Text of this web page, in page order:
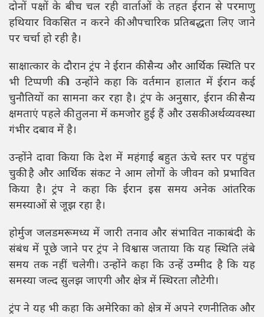
दोनों पक्षों के बीच चल रही वार्ताओं के तहत ईरान से परमाणु
हथियार विकसित न करने की औपचारिक प्रतिबद्धता लिए जाने
पर चर्चा हो रही है।
साक्षात्कार के दौरान ट्रंप ने ईरान की सैन्य और आर्थिक स्थिति पर
भी टिप्पणी की। उन्होंने कहा कि वर्तमान हालात में ईरान कई
चुनौतियों का सामना कर रहा है। ट्रंप के अनुसार, ईरान की सैन्य
क्षमताएं पहले की तुलना में कमजोर हुई हैं और उसकी अर्थव्यवस्था
गंभीर दबाव में है।
उन्होंने दावा किया कि देश में महंगाई बहुत ऊंचे स्तर पर पहुंच
चुकी है और आर्थिक संकट ने आम लोगों के जीवन को प्रभावित
किया है। ट्रंप ने कहा कि ईरान इस समय अनेक आंतरिक
समस्याओं से जूझ रहा है।
होर्मुज जलडमरूमध्य में जारी तनाव और संभावित नाकाबंदी के
संबंध में पूछे जाने पर ट्रंप ने विश्वास जताया कि यह स्थिति लंबे
समय तक नहीं चलेगी। उन्होंने कहा कि उन्हें उम्मीद है कि यह
समस्या जल्द सुलझ जाएगी और क्षेत्र में स्थिरता लौटेगी।
ट्रंप ने यह भी कहा कि अमेरिका को क्षेत्र में अपने रणनीतिक और